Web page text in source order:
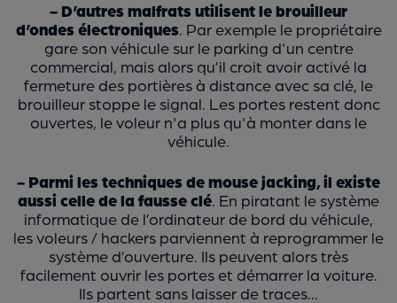
- D’autres malfrats utilisent le brouilleur
d’ondes électroniques. Par exemple le propriétaire
gare son véhicule sur le parking d'un centre
commercial, mais alors qu’il croit avoir activé la
fermeture des portières à distance avec sa clé, le
brouilleur stoppe le signal. Les portes restent donc
ouvertes, le voleur n'a plus qu'à monter dans le
véhicule.
- Parmi les techniques de mouse jacking, il existe
aussi celle de la fausse clé . En piratant le système
informatique de l’ordinateur de bord du véhicule,
les voleurs / hackers parviennent à reprogrammer le
système d’ouverture. Ils peuvent alors très
facilement ouvrir les portes et démarrer la voiture.
Ils partent sans laisser de traces...